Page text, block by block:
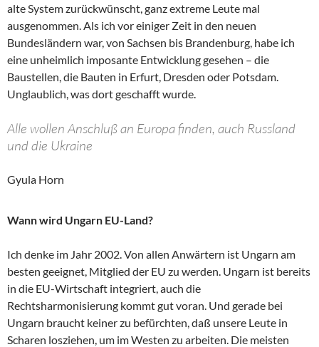
alte System zurückwünscht, ganz extreme Leute mal
ausgenommen. Als ich vor einiger Zeit in den neuen
Bundesländern war, von Sachsen bis Brandenburg, habe ich
eine unheimlich imposante Entwicklung gesehen – die
Baustellen, die Bauten in Erfurt, Dresden oder Potsdam.
Unglaublich, was dort geschafft wurde.
Alle wollen Anschluß an Europa finden, auch Russland
und die Ukraine
Gyula Horn
Wann wird Ungarn EU-Land?
Ich denke im Jahr 2002. Von allen Anwärtern ist Ungarn am
besten geeignet, Mitglied der EU zu werden. Ungarn ist bereits
in die EU-Wirtschaft integriert, auch die
Rechtsharmonisierung kommt gut voran. Und gerade bei
Ungarn braucht keiner zu befürchten, daß unsere Leute in
Scharen losziehen, um im Westen zu arbeiten. Die meisten